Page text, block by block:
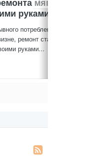
руками
потребления и
ремонт старой
руками...